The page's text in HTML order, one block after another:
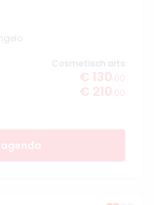
Cosmetisch arts
€ 130 ,00
€ 210 ,00
agenda